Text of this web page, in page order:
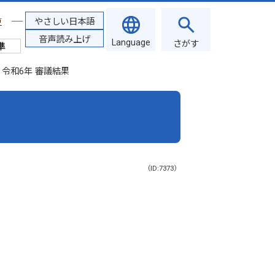
やさしい日本語
音声読み上げ
Language さがす
令和6年 審議結果
（ID:7373）